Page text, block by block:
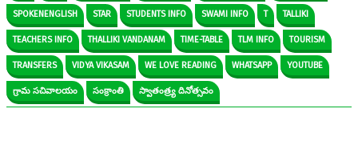
SPOKENENGLISH STAR STUDENTS INFO SWAMI INFO T TALLIKI
TEACHERS INFO THALLIKI VANDANAM TIME-TABLE TLM INFO TOURISM
TRANSFERS VIDYA VIKASAM WE LOVE READING WHATSAPP YOUTUBE
గ్రామ సచివాలయం సంక్రాంతి స్వాతంత్ర్య దినోత్సవం